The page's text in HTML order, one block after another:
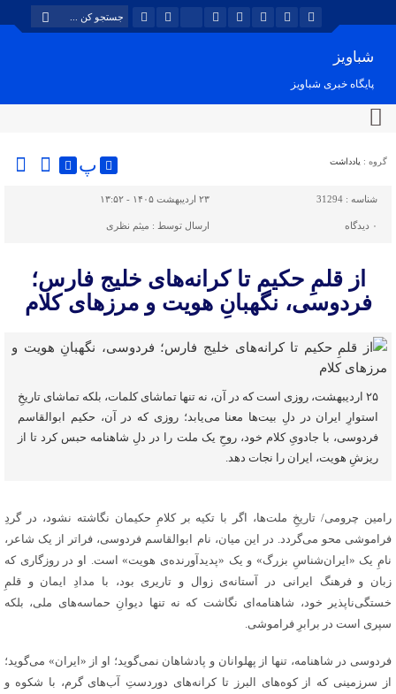
شباویز
پایگاه خبری شباویز
گروه : یادداشت پ
شناسه : 31294 ۲۳ اردیبهشت ۱۴۰۵ - ۱۳:۵۲
۰ دیدگاه ارسال توسط : میثم نظری
از قلمِ حکیم تا کرانه‌های خلیج فارس؛
فردوسی، نگهبانِ هویت و مرزهای کلام
۲۵ اردیبهشت، روزی است که در آن، نه تنها تماشای کلمات، بلکه تماشای تاریخِ
استوارِ ایران در دلِ بیت‌ها معنا می‌یابد؛ روزی که در آن، حکیم ابوالقاسم
فردوسی، با جادویِ کلام خود، روحِ یک ملت را در دلِ شاهنامه حبس کرد تا از
ریزشِ هویت، ایران را نجات دهد.
رامین چرومی/ تاریخِ ملت‌ها، اگر با تکیه بر کلامِ حکیمان نگاشته نشود، در گردِ
فراموشی محو می‌گردد. در این میان، نام ابوالقاسم فردوسی، فراتر از یک شاعر،
نامِ یک «ایران‌شناسِ بزرگ» و یک «پدیدآورنده‌ی هویت» است. او در روزگاری که
زبان و فرهنگ ایرانی در آستانه‌ی زوال و تاریری بود، با مدادِ ایمان و قلمِ
خستگی‌ناپذیر خود، شاهنامه‌ای نگاشت که نه تنها دیوانِ حماسه‌های ملی، بلکه
سپری است در برابرِ فراموشی.
فردوسی در شاهنامه، تنها از پهلوانان و پادشاهان نمی‌گوید؛ او از «ایران» می‌گوید؛
از سرزمینی که از کوه‌های البرز تا کرانه‌های دوردستِ آب‌های گرم، با شکوه و